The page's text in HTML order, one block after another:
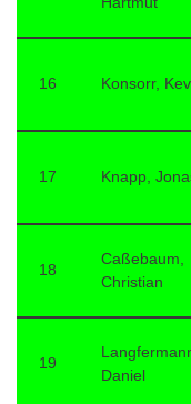
16 Konsorr,
17 Knapp,
18
Caßebaum,
Christian
19
Daniel